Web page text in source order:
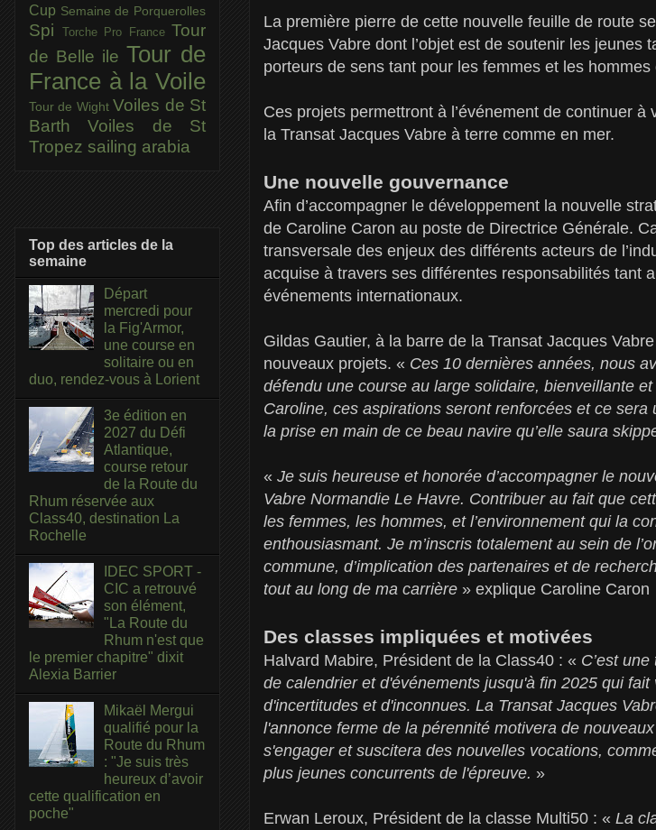
La première pierre de cette nouvelle feuille de route
Jacques Vabre dont l’objet est de soutenir les jeunes
porteurs de sens tant pour les femmes et les hommes
Ces projets permettront à l’événement de continuer
la Transat Jacques Vabre à terre comme en mer.
Une nouvelle gouvernance
Afin d’accompagner le développement la nouvelle
de Caroline Caron au poste de Directrice Générale.
transversale des enjeux des différents acteurs de
acquise à travers ses différentes responsabilités tant
événements internationaux.
Gildas Gautier, à la barre de la Transat Jacques
nouveaux projets. « Ces 10 dernières années, nous
défendu une course au large solidaire, bienveillante
Caroline, ces aspirations seront renforcées et ce sera
la prise en main de ce beau navire qu’elle saura
« Je suis heureuse et honorée d’accompagner le
Vabre Normandie Le Havre. Contribuer au fait que
les femmes, les hommes, et l’environnement qui la
enthousiasmant. Je m’inscris totalement au sein de
commune, d’implication des partenaires et de
tout au long de ma carrière » explique Caroline Caron
Des classes impliquées et motivées
Halvard Mabire, Président de la Class40 : « C’est
de calendrier et d'événements jusqu'à fin 2025 qui
d'incertitudes et d'inconnues. La Transat Jacques
l'annonce ferme de la pérennité motivera de
s'engager et suscitera des nouvelles vocations,
plus jeunes concurrents de l'épreuve. »
Erwan Leroux, Président de la classe Multi50 : « La
Cup Semaine de Porquerolles
Spi Torche Pro France Tour
de Belle ile Tour de
France à la Voile
Tour de Wight Voiles de St
BarthVoiles de St
Tropez sailing arabia
Top des articles de la
semaine
Départ
mercredi pour
la Fig'Armor,
une course en
solitaire ou en
duo, rendez-vous à Lorient
3e édition en
2027 du Défi
Atlantique,
course retour
de la Route du
Rhum réservée aux
Class40, destination La
Rochelle
IDEC SPORT -
CIC a retrouvé
son élément,
"La Route du
Rhum n'est que
le premier chapitre" dixit
Alexia Barrier
Mikaël Mergui
qualifié pour la
Route du Rhum
: "Je suis très
heureux d’avoir
cette qualification en
poche"